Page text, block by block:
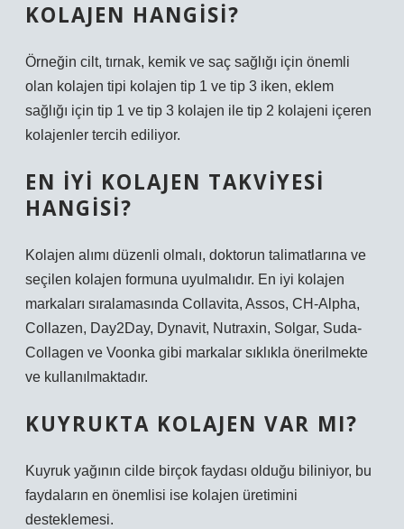
KOLAJEN HANGISI?
Örneğin cilt, tırnak, kemik ve saç sağlığı için önemli
olan kolajen tipi kolajen tip 1 ve tip 3 iken, eklem
sağlığı için tip 1 ve tip 3 kolajen ile tip 2 kolajeni içeren
kolajenler tercih ediliyor.
EN IYI KOLAJEN TAKVIYESI
HANGISI?
Kolajen alımı düzenli olmalı, doktorun talimatlarına ve
seçilen kolajen formuna uyulmalıdır. En iyi kolajen
markaları sıralamasında Collavita, Assos, CH-Alpha,
Collazen, Day2Day, Dynavit, Nutraxin, Solgar, Suda-
Collagen ve Voonka gibi markalar sıklıkla önerilmekte
ve kullanılmaktadır.
KUYRUKTA KOLAJEN VAR MI?
Kuyruk yağının cilde birçok faydası olduğu biliniyor, bu
faydaların en önemlisi ise kolajen üretimini
desteklemesi.